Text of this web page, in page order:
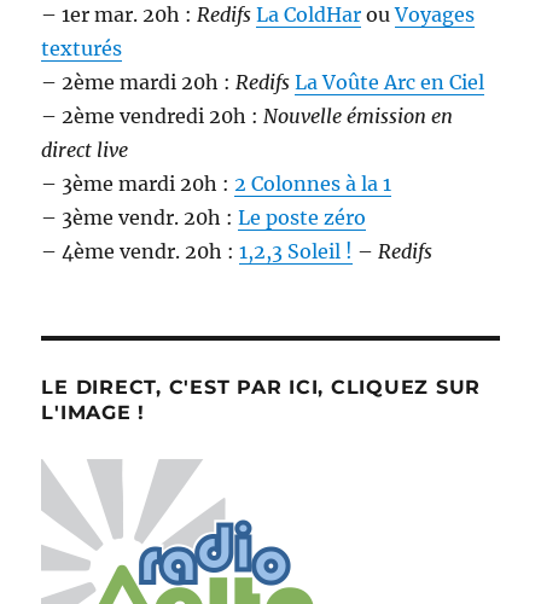
– 1er mar. 20h : Redifs La ColdHar ouVoyages
texturés
– 2ème mardi 20h : Redifs La Voûte Arc en Ciel
– 2ème vendredi 20h : Nouvelle émission en
direct live
– 3ème mardi 20h : 2 Colonnes à la 1
– 3ème vendr. 20h :Le poste zéro
– 4ème vendr. 20h :1,2,3 Soleil ! – Redifs
LE DIRECT, C'EST PAR ICI, CLIQUEZ SUR
L'IMAGE !